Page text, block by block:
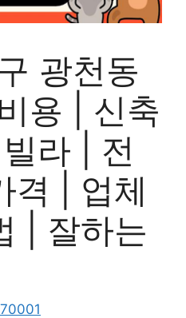
광천동
용 | 신축
라 | 전
격 | 업체
| 잘하는